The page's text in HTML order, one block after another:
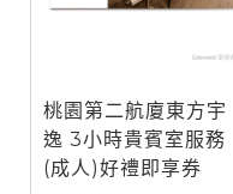
桃園第二航廈東方宇
逸 3小時貴賓室服務
(成人)好禮即享券